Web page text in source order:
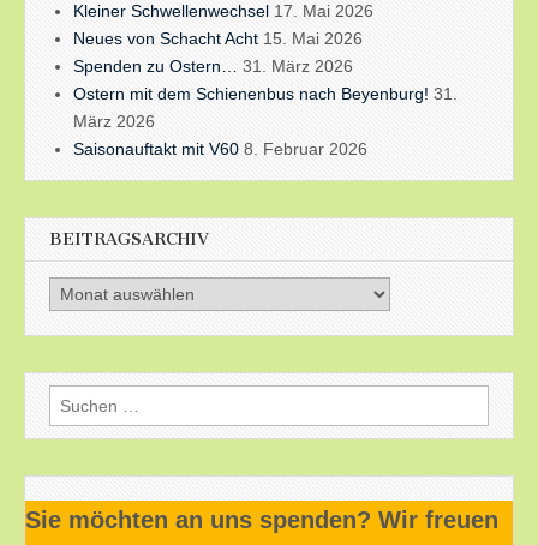
Kleiner Schwellenwechsel 17. Mai 2026
Neues von Schacht Acht 15. Mai 2026
Spenden zu Ostern…
31. März 2026
Ostern mit dem Schienenbus nach Beyenburg! 31.
März 2026
Saisonauftakt mit V60 8. Februar 2026
BEITRAGSARCHIV
Beitragsarchiv
Suchen
nach:
Sie möchten an uns spenden? Wir freuen